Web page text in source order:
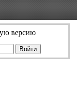
версию